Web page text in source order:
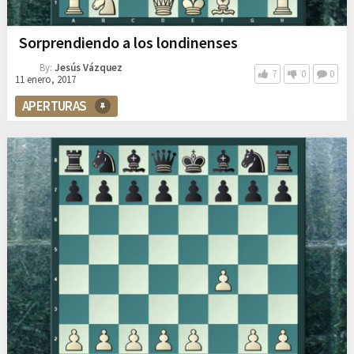
Sorprendiendo a los londinenses
By: Jesús Vázquez
11 enero, 2017
7 0 0
APERTURAS